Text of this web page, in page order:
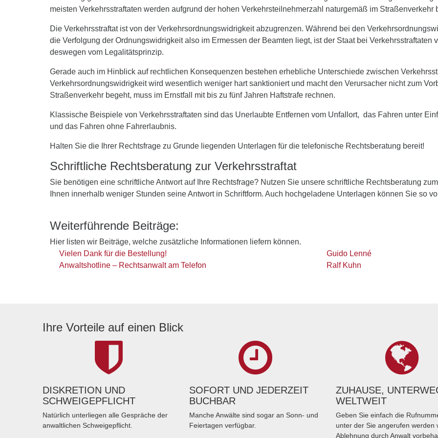
meisten Verkehrsstraftaten werden aufgrund der hohen Verkehrsteilnehmerzahl naturgemäß im Straßenverkehr
Die Verkehrsstraftat ist von der Verkehrsordnungswidrigkeit abzugrenzen. Während bei den
die Verfolgung der Ordnungswidrigkeit also im Ermessen der Beamten liegt, ist der Staat bei Verkehrsstraftaten
deswegen vom Legalitätsprinzip.
Gerade auch im Hinblick auf rechtlichen Konsequenzen bestehen erhebliche Unterschiede zwischen
Verkehrsordnungswidrigkeit wird wesentlich weniger hart sanktioniert und macht den Verursacher nicht zum
Straßenverkehr begeht, muss im Ernstfall mit bis zu fünf Jahren Haftstrafe rechnen.
Klassische Beispiele von Verkehrsstraftaten sind das Unerlaubte Entfernen vom Unfallort, das Fahren unter
und das Fahren ohne Fahrerlaubnis.
Halten Sie die Ihrer Rechtsfrage zu Grunde liegenden Unterlagen für die telefonische Rechtsberatung bereit!
Schriftliche Rechtsberatung zur Verkehrsstraftat
Sie benötigen eine schriftliche Antwort auf Ihre Rechtsfrage? Nutzen Sie unsere schriftliche Rechtsberatung
Ihnen innerhalb weniger Stunden seine Antwort in Schriftform. Auch hochgeladene Unterlagen können Sie so
Weiterführende Beiträge:
Hier listen wir Beiträge, welche zusätzliche Informationen liefern können.
Vielen Dank für die Bestellung!
Anwaltshotline – Rechtsanwalt am Telefon
Guido Lenné
Ralf Kuhn
Ihre Vorteile auf einen Blick
DISKRETION UND
SCHWEIGEPFLICHT
Natürlich unterliegen alle Gespräche der
anwaltlichen Schweigepflicht.
SOFORT UND JEDERZEIT
BUCHBAR
Manche Anwälte sind sogar an Sonn- und
Feiertagen verfügbar.
ZUHAUSE,
WELTWEIT
Geben Sie einfach die
unter der Sie angerufen werden
Ablehnung durch Anwalt